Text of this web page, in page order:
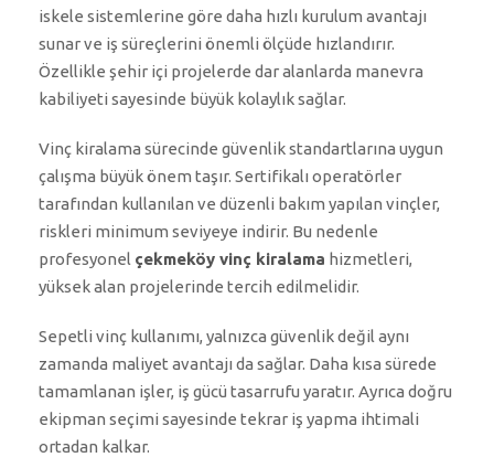
iskele sistemlerine göre daha hızlı kurulum avantajı
sunar ve iş süreçlerini önemli ölçüde hızlandırır.
Özellikle şehir içi projelerde dar alanlarda manevra
kabiliyeti sayesinde büyük kolaylık sağlar.
Vinç kiralama sürecinde güvenlik standartlarına uygun
çalışma büyük önem taşır. Sertifikalı operatörler
tarafından kullanılan ve düzenli bakım yapılan vinçler,
riskleri minimum seviyeye indirir. Bu nedenle
profesyonel çekmeköy vinç kiralama hizmetleri,
yüksek alan projelerinde tercih edilmelidir.
Sepetli vinç kullanımı, yalnızca güvenlik değil aynı
zamanda maliyet avantajı da sağlar. Daha kısa sürede
tamamlanan işler, iş gücü tasarrufu yaratır. Ayrıca doğru
ekipman seçimi sayesinde tekrar iş yapma ihtimali
ortadan kalkar.